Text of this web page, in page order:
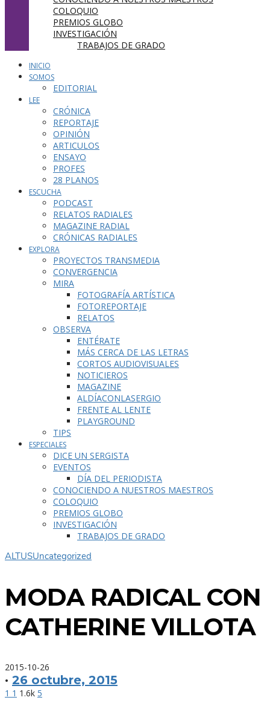
COLOQUIO
PREMIOS GLOBO
INVESTIGACIÓN
TRABAJOS DE GRADO
INICIO
SOMOS
EDITORIAL
LEE
CRÓNICA
REPORTAJE
OPINIÓN
ARTICULOS
ENSAYO
PROFES
28 PLANOS
ESCUCHA
PODCAST
RELATOS RADIALES
MAGAZINE RADIAL
CRÓNICAS RADIALES
EXPLORA
PROYECTOS TRANSMEDIA
CONVERGENCIA
MIRA
FOTOGRAFÍA ARTÍSTICA
FOTOREPORTAJE
RELATOS
OBSERVA
ENTÉRATE
MÁS CERCA DE LAS LETRAS
CORTOS AUDIOVISUALES
NOTICIEROS
MAGAZINE
ALDÍACONLASERGIO
FRENTE AL LENTE
PLAYGROUND
TIPS
ESPECIALES
DICE UN SERGISTA
EVENTOS
DÍA DEL PERIODISTA
CONOCIENDO A NUESTROS MAESTROS
COLOQUIO
PREMIOS GLOBO
INVESTIGACIÓN
TRABAJOS DE GRADO
ALTUSUncategorized
MODA RADICAL CON
CATHERINE VILLOTA
2015-10-26
· 26 octubre, 2015
1 1 1.6k 5